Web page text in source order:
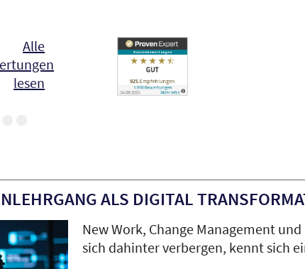
ALS DIGITAL
New Work, Change Management
sich dahinter verbergen, kennt sich